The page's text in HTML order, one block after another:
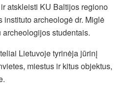
atskleisti KU Baltijos regiono
instituto archeologė dr. Miglė
studentais.
Lietuvoje tyrinėja jūrinį
miestus ir kitus objektus,